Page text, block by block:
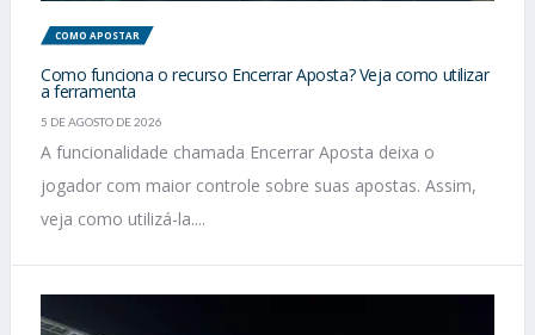
COMO APOSTAR
Como funciona o recurso Encerrar Aposta? Veja como utilizar
a ferramenta
5 DE AGOSTO DE 2026
A funcionalidade chamada Encerrar Aposta deixa o
jogador com maior controle sobre suas apostas. Assim,
veja como utilizá-la....